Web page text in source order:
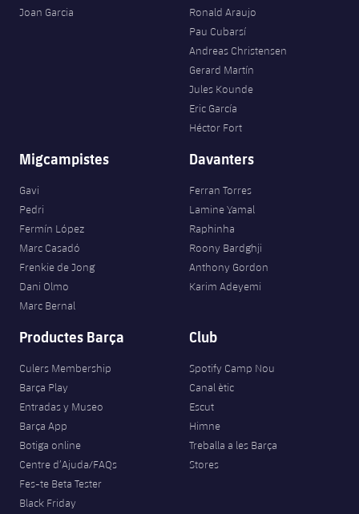
Joan Garcia
Ronald Araujo
Pau Cubarsí
Andreas Christensen
Gerard Martín
Jules Kounde
Eric García
Héctor Fort
Migcampistes
Gavi
Pedri
Fermín López
Marc Casadó
Frenkie de Jong
Dani Olmo
Marc Bernal
Davanters
Ferran Torres
Lamine Yamal
Raphinha
Roony Bardghji
Anthony Gordon
Karim Adeyemi
Productes Barça
Culers Membership
Barça Play
Entradas y Museo
Barça App
Botiga online
Centre d’Ajuda/FAQs
Fes-te Beta Tester
Black Friday
Club
Spotify Camp Nou
Canal ètic
Escut
Himne
Treballa a les Barça
Stores